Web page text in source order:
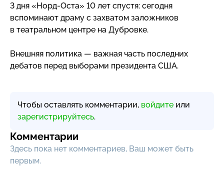
3 дня «Норд-Оста» 10 лет спустя: сегодня
вспоминают драму с захватом заложников
в театральном центре на Дубровке.
Внешняя политика — важная часть последних
дебатов перед выборами президента США.
Чтобы оставлять комментарии, войдите или
зарегистрируйтесь.
Комментарии
Здесь пока нет комментариев, Ваш может быть
первым.